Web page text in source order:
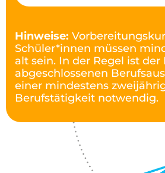
Hinweise:
Schüler*innen müssen
alt sein. In der Regel ist
abgeschlossenen
einer mindestens
Berufstätigkeit notwendig.